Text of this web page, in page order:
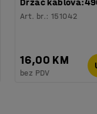
Art. br.:151042
16,00 KM
bez PDV